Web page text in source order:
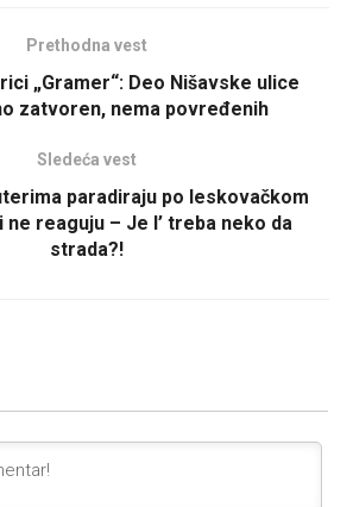
Prethodna vest
„Gramer“: Deo Nišavske ulice
zatvoren, nema povređenih
Sledeća vest
paradiraju po leskovačkom
ne reaguju – Je l’ treba neko da
strada?!